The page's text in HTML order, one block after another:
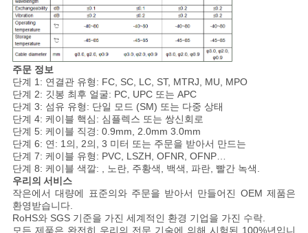
주문 정보
단계 1: 연결관 유형: FC, SC, LC, ST, MTRJ, MU, MPO
단계 2: 깃봉 최후 얼굴: PC, UPC 또는 APC
단계 3: 섬유 유형: 단일 모드 (SM) 또는 다중 상태
단계 4: 케이블 핵심: 심플렉스 또는 쌍신회로
단계 5: 케이블 직경: 0.9mm, 2.0mm 3.0mm
단계 6: 연: 1의, 2의, 3 미터 또는 주문을 받아서 만드는
단계 7: 케이블 유형: PVC, LSZH, OFNR, OFNP…
단계 8: 케이블 색깔: , 노란, 주황색, 백색, 파란, 빨간 녹색.
우리의 서비스
작은에서 대량에 표준의와 주문을 받아서 만들어진 OEM 제품은
환영받습니다.
RoHS와 SGS 기준을 가진 세계적인 환경 기업을 가진 수락.
모든 제품은 완전히 우리의 전문 기술에 의해 시험된 100%년입니